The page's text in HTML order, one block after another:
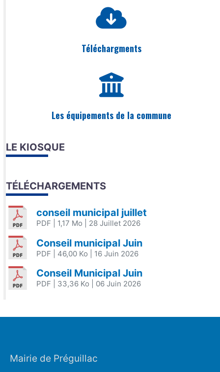
Téléchargments
Les équipements de la commune
LE KIOSQUE
TÉLÉCHARGEMENTS
conseil municipal juillet
PDF | 1,17 Mo | 28 Juillet 2026
Conseil municipal Juin
PDF | 46,00 Ko | 16 Juin 2026
Conseil Municipal Juin
PDF | 33,36 Ko | 06 Juin 2026
Mairie de Préguillac